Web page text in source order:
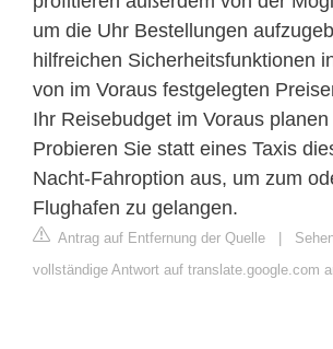
um die Uhr Bestellungen
hilfreichen Sicherheitsfunktionen
von im Voraus festgelegten
Ihr Reisebudget im Voraus
Probieren Sie statt eines Taxis
Nacht-Fahroption aus, um zum
Flughafen zu gelangen.
Antrag auf Entfernung der Quelle |
vollständige Antwort auf translate.google.com